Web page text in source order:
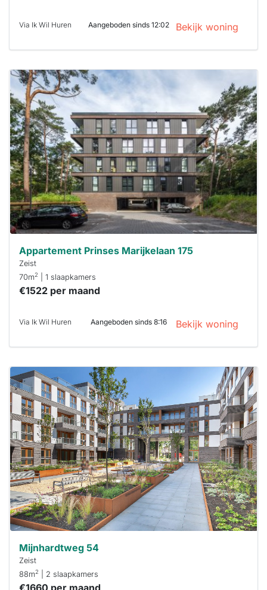
Via Ik Wil Huren Aangeboden sinds 12:02 Bekijk woning
Deze woning
is
waarschijnlijk
al verhuurd
Om kans te
maken moet je
binnen 15
minuten
reageren.
Stekkies helpt
je hierbij!
Appartement Prinses Marijkelaan 175
Zeist
70m2 | 1 slaapkamers
€1522 per maand
Via Ik Wil Huren Aangeboden sinds 8:16 Bekijk woning
Deze woning
is
waarschijnlijk
al verhuurd
Om kans te
maken moet je
binnen 15
minuten
reageren.
Stekkies helpt
je hierbij!
Mijnhardtweg 54
Zeist
88m2 | 2 slaapkamers
€1660 per maand